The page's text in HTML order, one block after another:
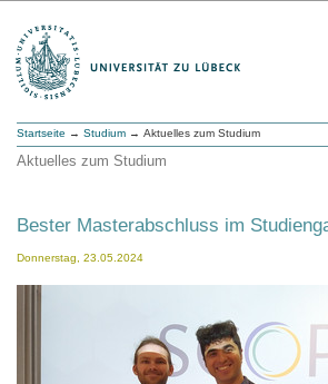
Startseite → Studium → Aktuelles zum Studium
Aktuelles zum Studium
Bester Masterabschluss im
Donnerstag, 23.05.2024